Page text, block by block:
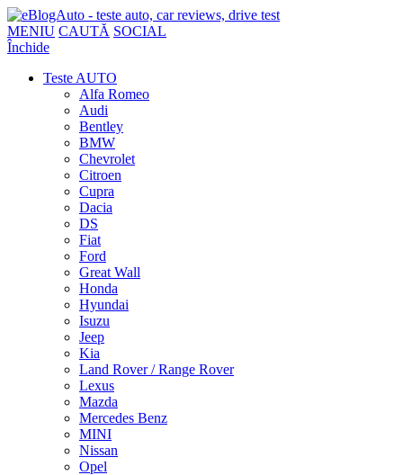
MENIU CAUTĂ SOCIAL
Închide
Teste AUTO
Alfa Romeo
Audi
Bentley
BMW
Chevrolet
Citroen
Cupra
Dacia
DS
Fiat
Ford
Great Wall
Honda
Hyundai
Isuzu
Jeep
Kia
Land Rover / Range Rover
Lexus
Mazda
Mercedes Benz
MINI
Nissan
Opel